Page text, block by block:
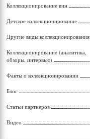
Коллекционирование вин
Детское коллекционирование
Другие виды коллекционирования
Коллекционирование (аналитика,
обзоры, интервью)
Факты о коллекционировании
Блог
Статьи партнеров
Видео